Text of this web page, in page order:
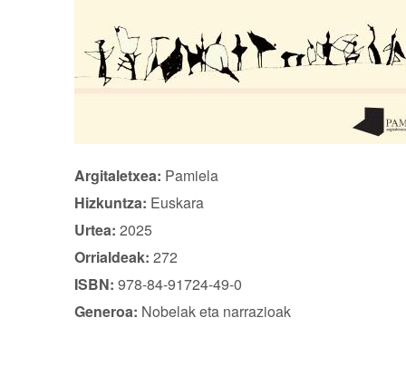
Argitaletxea: Pamiela
Hizkuntza: Euskara
Urtea: 2025
Orrialdeak: 272
ISBN: 978-84-91724-49-0
Generoa: Nobelak eta narrazioak